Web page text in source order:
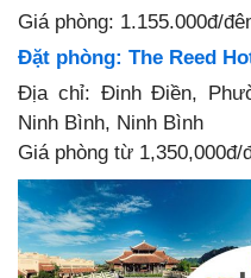
Giá phòng: 1.155.000đ/
Đặt phòng: The Reed
Địa chỉ: Đinh Điền,
Ninh Bình, Ninh Bình
Giá phòng từ 1,350,000đ/